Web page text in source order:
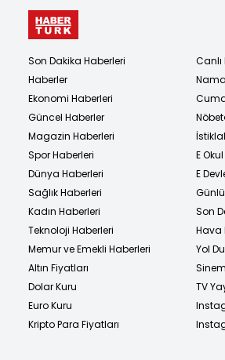
Son Dakika Haberleri
Haberler
Ekonomi Haberleri
Güncel Haberler
Magazin Haberleri
Spor Haberleri
Dünya Haberleri
Sağlık Haberleri
Kadın Haberleri
Teknoloji Haberleri
Memur ve Emekli Haberleri
Altın Fiyatları
Dolar Kuru
Euro Kuru
Kripto Para Fiyatları
Canlı
E
E
Son
Hava
Yol
TV